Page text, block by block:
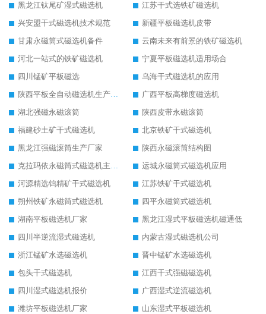
黑龙江钛尾矿湿式磁选机
江苏干式选铁矿磁选机
兴安盟干式磁选机技术规范
新疆平板磁选机皮带
甘肃永磁筒式磁选机备件
云南未来有前景的铁矿磁选机
河北一站式的铁矿磁选机
宁夏平板磁选机适用场合
四川锰矿平板磁选
乌海干式磁选机的应用
陕西平板全自动磁选机生产厂家
广西平板高梯度磁选机
湖北强磁永磁滚筒
陕西皮带永磁滚筒
福建砂土矿干式磁选机
北京铁矿干式磁选机
黑龙江强磁滚筒生产厂家
陕西永磁滚筒结构图
克拉玛依永磁筒式磁选机主要技术参数
运城永磁筒式磁选机应用
河源精选钨精矿干式磁选机
江苏铁矿干式磁选机
朔州铁矿永磁筒式磁选机
四平永磁筒式磁选机
湖南平板磁选机厂家
黑龙江湿式平板磁选机磁通低
四川半逆流湿式磁选机
内蒙古湿式磁选机公司
浙江锰矿水选磁选机
晋中锰矿水选磁选机
包头干式磁选机
江西干式强磁磁选机
四川湿式磁选机报价
广西湿式逆流磁选机
潍坊平板磁选机厂家
山东湿式平板磁选机